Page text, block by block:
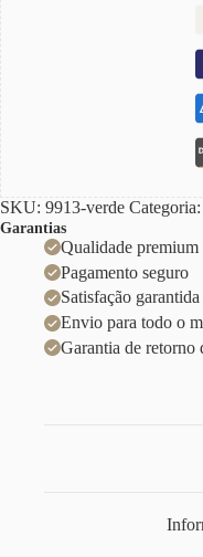
SKU: 9913-verde Categoria:
Garantias
Qualidade premium
Pagamento seguro
Satisfação garantida
Envio para todo o
Garantia de retorno